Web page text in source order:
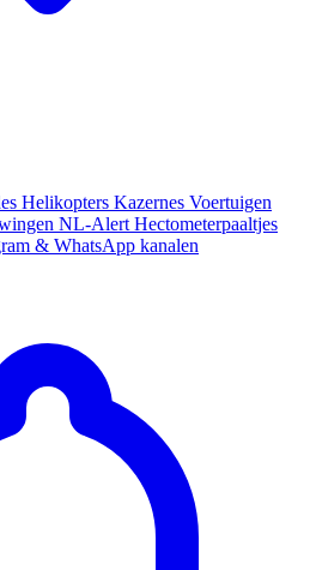
Helikopters Kazernes Voertuigen
NL-Alert Hectometerpaaltjes
& WhatsApp kanalen